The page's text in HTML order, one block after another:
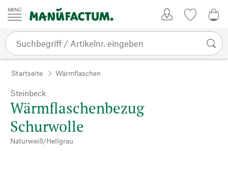
Zum Inhalt springen
Startseite Wärmflaschen
Steinbeck
Wärmflaschenbezug
Schurwolle
Naturweiß/Hellgrau